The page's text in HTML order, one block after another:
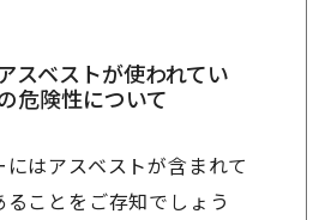
スベストが使われてい
危険性について
はアスベストが含まれて
ことをご存知でしょう